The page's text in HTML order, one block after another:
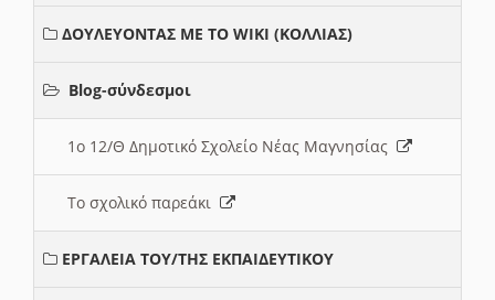
ΔΟΥΛΕΥΟΝΤΑΣ ΜΕ ΤΟ WIKI (ΚΟΛΛΙΑΣ)
Blog-σύνδεσμοι
1ο 12/Θ Δημοτικό Σχολείο Νέας Μαγνησίας
Το σχολικό παρεάκι
ΕΡΓΑΛΕΙΑ ΤΟΥ/ΤΗΣ ΕΚΠΑΙΔΕΥΤΙΚΟΥ